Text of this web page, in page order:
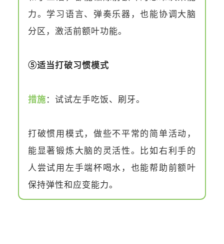
力。学习语言、弹奏乐器，也能协调大脑
分区，激活前额叶功能。
⑤适当打破习惯模式
措施 ：试试左手吃饭、刷牙。
打破惯用模式，做些不平常的简单活动，
能显著锻炼大脑的灵活性。比如右利手的
人尝试用左手端杯喝水，也能帮助前额叶
保持弹性和应变能力。